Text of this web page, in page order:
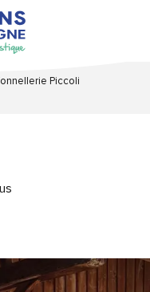
Piccoli